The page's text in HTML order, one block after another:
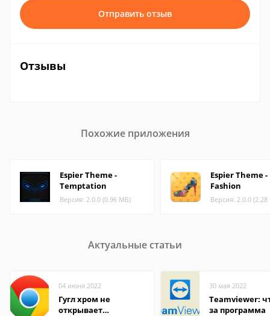
Отправить отзыв
Отзывы
Похожие приложения
Espier Theme -
Temptation
Версия: 2.0.0 (0.96 МБ)
Espier Theme -
Fashion
Версия: 2.0.0
Актуальные статьи
04 июня 2022
Гугл хром не
открывает
30 мая 2022
Teamviewer:
за программа